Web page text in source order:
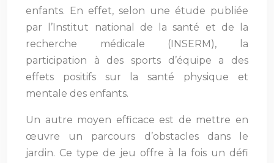
enfants. En effet, selon une étude publiée
par l’Institut national de la santé et de la
recherche médicale (INSERM), la
participation à des sports d’équipe a des
effets positifs sur la santé physique et
mentale des enfants.
Un autre moyen efficace est de mettre en
œuvre un parcours d’obstacles dans le
jardin. Ce type de jeu offre à la fois un défi